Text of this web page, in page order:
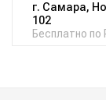
г. Самара,
102
Бесплатно по